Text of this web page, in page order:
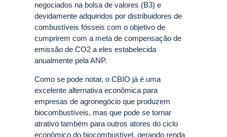
negociados na bolsa de valores (B3) e
devidamente adquiridos por distribuidores de
combustíveis fósseis com o objetivo de
cumprirem com a meta de compensação de
emissão de CO2 a eles estabelecida
anualmente pela ANP.
Como se pode notar, o CBIO já é uma
excelente alternativa econômica para
empresas de agronegócio que produzem
biocombustíveis, mas que pode se tornar
atrativo também para outros atores do ciclo
econômico do biocombustível, gerando renda